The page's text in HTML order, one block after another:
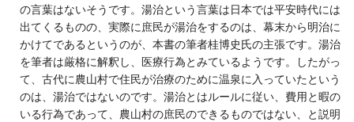
の言葉はないそうです。湯治という言葉は日本では平安時代には
出てくるものの、実際に庶民が湯治をするのは、幕末から明治に
かけてであるというのが、本書の筆者桂博史氏の主張です。湯治
を筆者は厳格に解釈し、医療行為とみているようです。したがっ
て、古代に農山村で住民が治療のために温泉に入っていたという
のは、湯治ではないのです。湯治とはルールに従い、費用と暇の
いる行為であって、農山村の庶民のできるものではない、と説明